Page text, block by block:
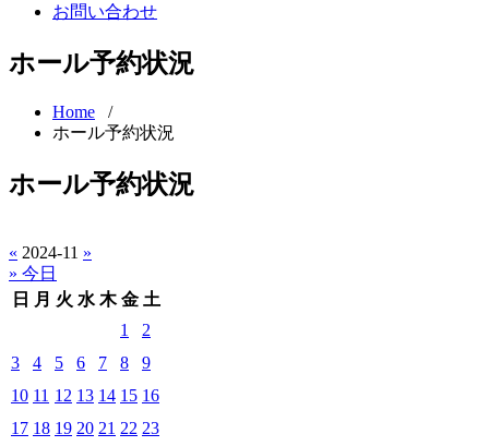
お問い合わせ
ホール予約状況
Home /
ホール予約状況
ホール予約状況
« 2024-11 »
» 今日
日
月 火 水 木 金 土
1
2
3
4 5 6 7 8
9
10 11 12 13 14 15 16
17 18 19 20 21 22 23